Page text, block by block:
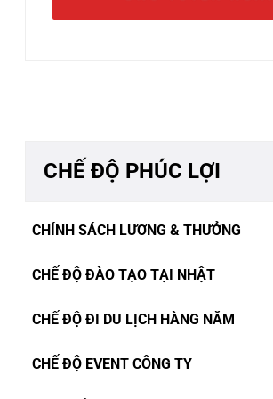
CHẾ ĐỘ PHÚC LỢI
CHÍNH SÁCH LƯƠNG & THƯỞNG
CHẾ ĐỘ ĐÀO TẠO TẠI NHẬT
CHẾ ĐỘ ĐI DU LỊCH HÀNG NĂM
CHẾ ĐỘ EVENT CÔNG TY